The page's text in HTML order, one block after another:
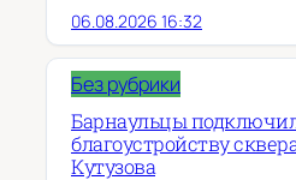
06.08.2026 16:32
Без рубрики
Барнаульцы
благоустройству
Кутузова